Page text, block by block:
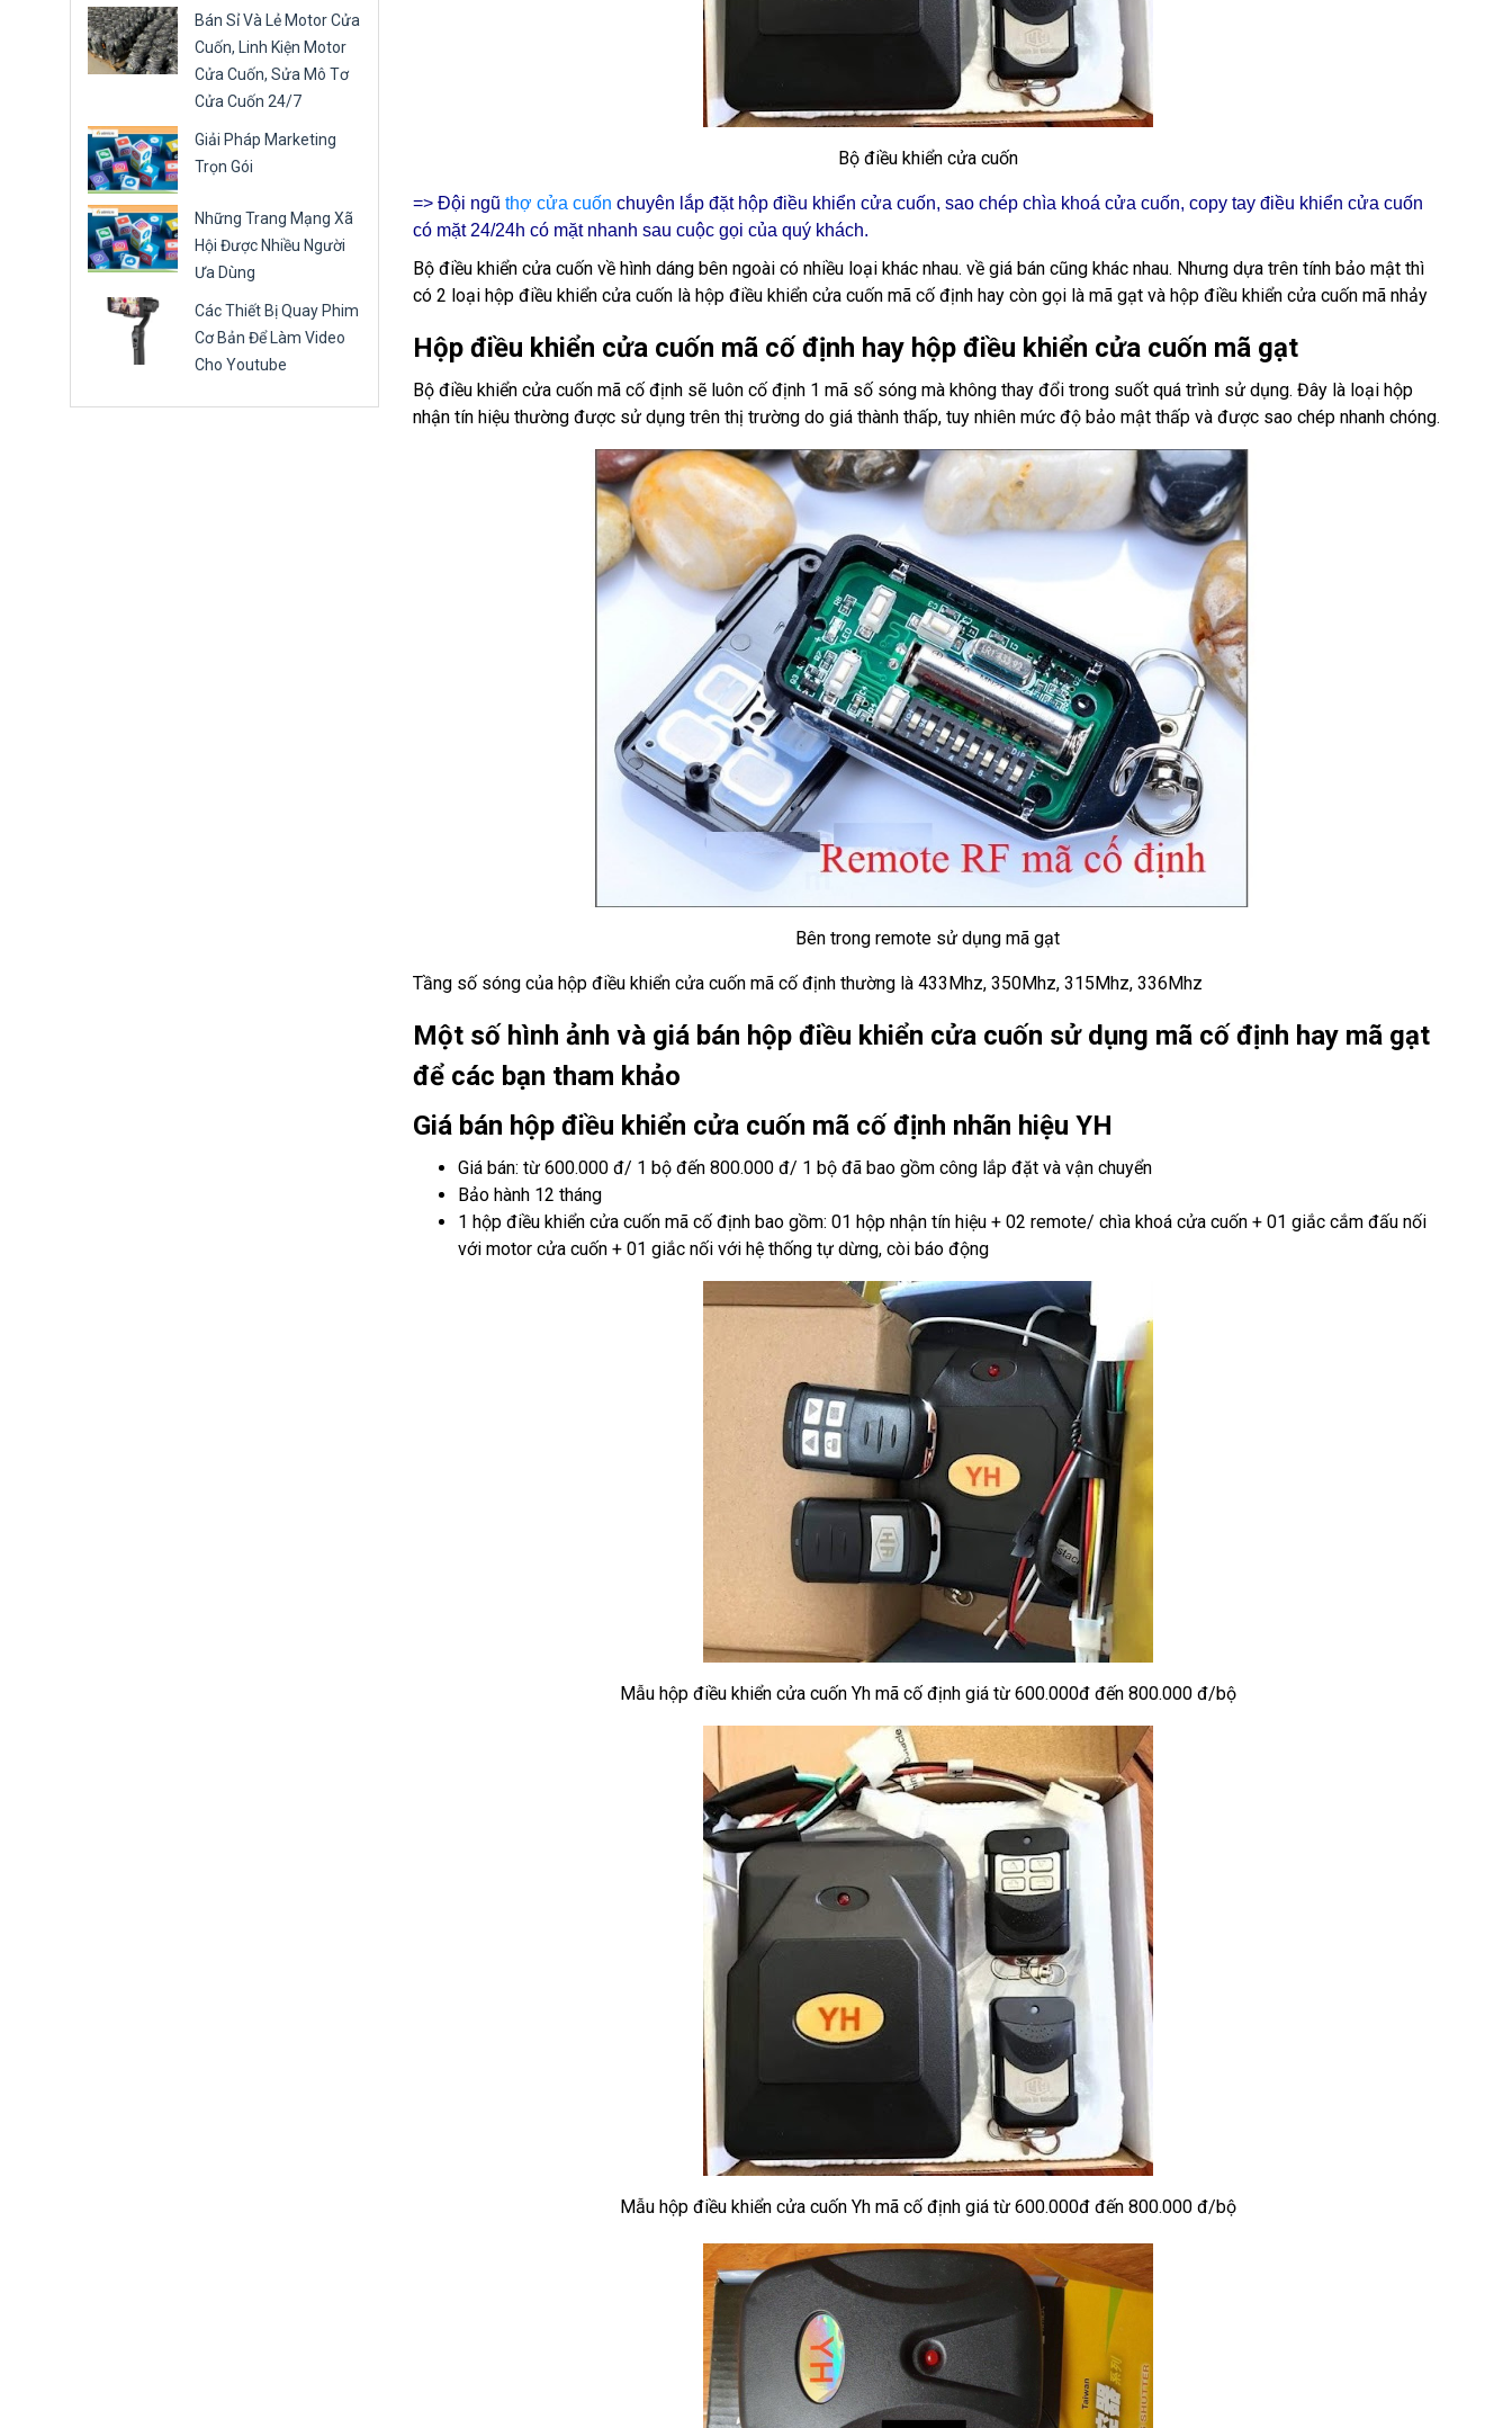
Bán Sỉ Và Lẻ Motor Cửa
Cuốn, Linh Kiện Motor
Cửa Cuốn, Sửa Mô Tơ
Cửa Cuốn 24/7
Giải Pháp Marketing
Trọn Gói
Những Trang Mạng Xã
Hội Được Nhiều Người
Ưa Dùng
Các Thiết Bị Quay Phim
Cơ Bản Để Làm Video
Cho Youtube
Bộ điều khiển cửa cuốn
=> Đội ngũ thợ cửa cuốn chuyên lắp đặt hộp điều khiển cửa cuốn, sao chép chìa khoá cửa cuốn, copy tay điều khiển cửa cuốn
có mặt 24/24h có mặt nhanh sau cuộc gọi của quý khách.
Bộ điều khiển cửa cuốn về hình dáng bên ngoài có nhiều loại khác nhau. về giá bán cũng khác nhau. Nhưng dựa trên tính bảo mật thì
có 2 loại hộp điều khiển cửa cuốn là hộp điều khiển cửa cuốn mã cố định hay còn gọi là mã gạt và hộp điều khiển cửa cuốn mã nhảy
Hộp điều khiển cửa cuốn mã cố định hay hộp điều khiển cửa cuốn mã gạt
Bộ điều khiển cửa cuốn mã cố định sẽ luôn cố định 1 mã số sóng mà không thay đổi trong suốt quá trình sử dụng. Đây là loại hộp
nhận tín hiệu thường được sử dụng trên thị trường do giá thành thấp, tuy nhiên mức độ bảo mật thấp và được sao chép nhanh chóng.
Bên trong remote sử dụng mã gạt
Tầng số sóng của hộp điều khiển cửa cuốn mã cố định thường là 433Mhz, 350Mhz, 315Mhz, 336Mhz
Một số hình ảnh và giá bán hộp điều khiển cửa cuốn sử dụng mã cố định hay mã gạt
để các bạn tham khảo
Giá bán hộp điều khiển cửa cuốn mã cố định nhãn hiệu YH
Giá bán: từ 600.000 đ/ 1 bộ đến 800.000 đ/ 1 bộ đã bao gồm công lắp đặt và vận chuyển
Bảo hành 12 tháng
1 hộp điều khiển cửa cuốn mã cố định bao gồm: 01 hộp nhận tín hiệu + 02 remote/ chìa khoá cửa cuốn + 01 giắc cắm đấu nối
với motor cửa cuốn + 01 giắc nối với hệ thống tự dừng, còi báo động
Mẫu hộp điều khiển cửa cuốn Yh mã cố định giá từ 600.000đ đến 800.000 đ/bộ
Mẫu hộp điều khiển cửa cuốn Yh mã cố định giá từ 600.000đ đến 800.000 đ/bộ